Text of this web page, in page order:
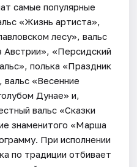
самые популярные
«Жизнь артиста»,
лесу», вальс
Австрии», «Персидский
полька «Праздник
вальс «Весенние
Дунае» и,
вальс «Сказки
знаменитого «Марша
При исполнении
по традиции отбивает